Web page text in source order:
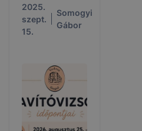
kreatív ágazati
rajz
foglalkozásokra
2025.
szept.
15.
Somogyi
Gábor